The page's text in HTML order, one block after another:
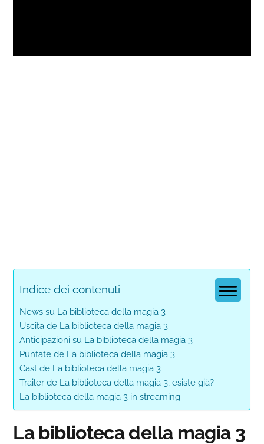
Indice dei contenuti
News su La biblioteca della magia 3
Uscita de La biblioteca della magia 3
Anticipazioni su La biblioteca della magia 3
Puntate de La biblioteca della magia 3
Cast de La biblioteca della magia 3
Trailer de La biblioteca della magia 3, esiste già?
La biblioteca della magia 3 in streaming
La biblioteca della magia 3